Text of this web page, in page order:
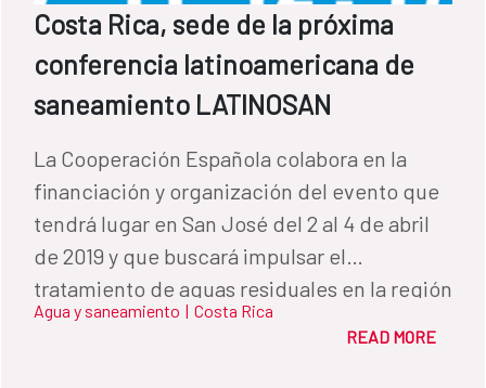
Costa Rica, sede de la próxima
conferencia latinoamericana de
saneamiento LATINOSAN
La Cooperación Española colabora en la
financiación y organización del evento que
tendrá lugar en San José del 2 al 4 de abril
de 2019 y que buscará impulsar el
tratamiento de aguas residuales en la región
Agua y saneamiento | Costa Rica
READ MORE